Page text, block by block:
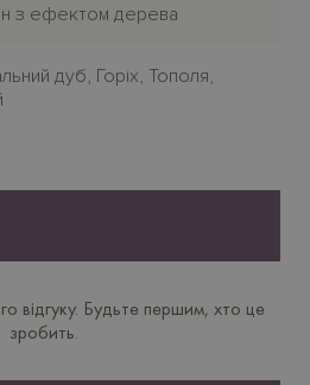
з ефектом дерева
дуб, Горіх, Тополя,
Будьте першим, хто це
зробить.